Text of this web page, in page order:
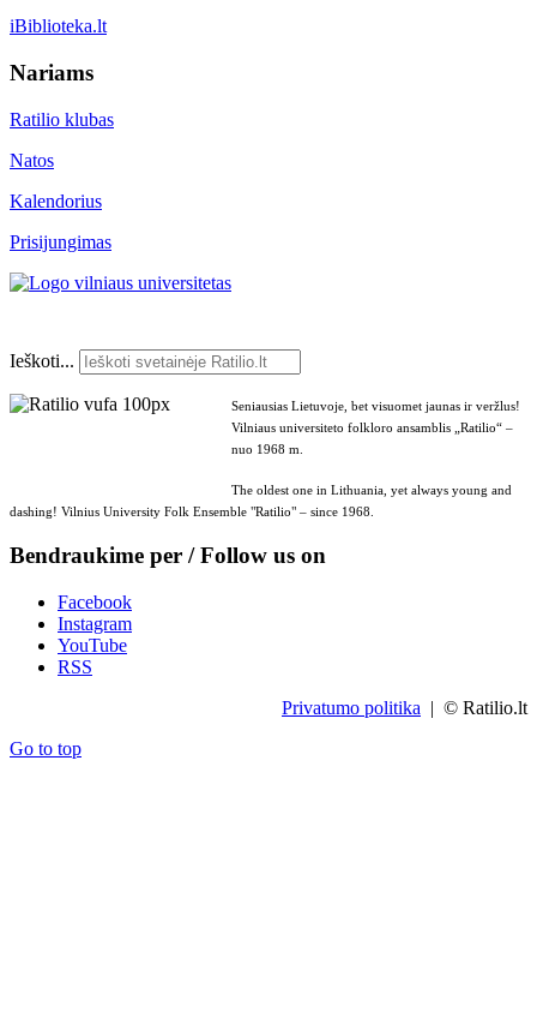
iBiblioteka.lt
Nariams
Ratilio klubas
Natos
Kalendorius
Prisijungimas
Ieškoti...
Seniausias Lietuvoje, bet visuomet jaunas ir veržlus!
Vilniaus universiteto folkloro ansamblis „Ratilio“ –
nuo 1968 m.
The oldest one in Lithuania, yet always young and
dashing! Vilnius University Folk Ensemble "Ratilio" – since 1968.
Bendraukime per / Follow us on
Facebook
Instagram
YouTube
RSS
Privatumo politika | © Ratilio.lt
Go to top